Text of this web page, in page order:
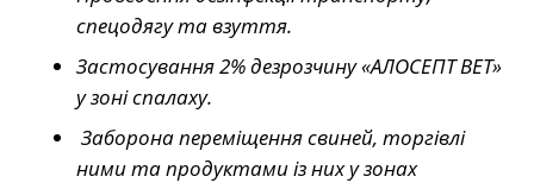
спецодягу та взуття.
Застосування 2% дезрозчину «АЛОСЕПТ ВЕТ»
у зоні спалаху.
Заборона переміщення свиней, торгівлі
ними та продуктами із них у зонах